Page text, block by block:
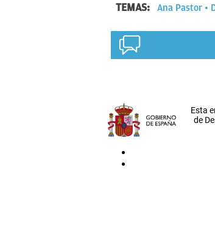
TEMAS: Ana Pastor
Esta
de